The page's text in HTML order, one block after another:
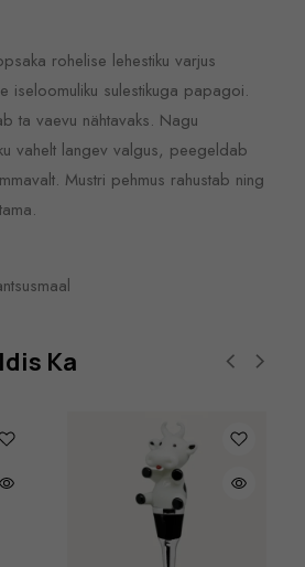
rohelise lehestiku varjus
iseloomuliku sulestikuga papagoi.
ta vaevu nähtavaks. Nagu
vahelt langev valgus, peegeldab
Mustri pehmus rahustab ning
Ka